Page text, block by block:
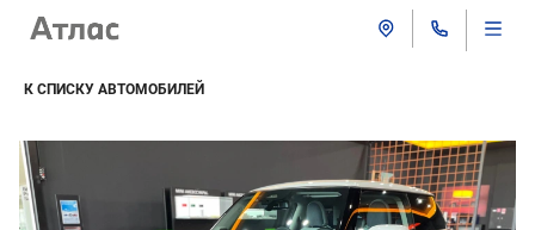
К СПИСКУ АВТОМОБИЛЕЙ